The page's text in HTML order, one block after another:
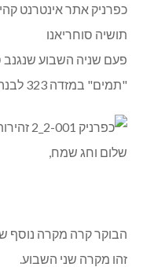
כפרניק אתר אינטרנט
תושיה סוחריאנו
פעם שניה השבוע שנגנב
"תמים" במזדה 323 לבנה ישנה: 74-710-27.
שלום וחג שמח,
הבוקר קרה מקרה נוסף
זהו מקרה שני השבוע.